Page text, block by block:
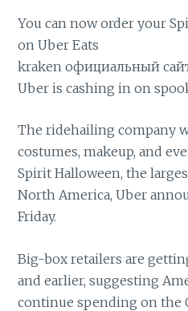
You can now order your
on Uber Eats
kraken официальный
Uber is cashing in on
The ridehailing company
costumes, makeup, and
Spirit Halloween, the
North America, Uber
Friday.
Big-box retailers are
and earlier, suggesting
continue spending on the